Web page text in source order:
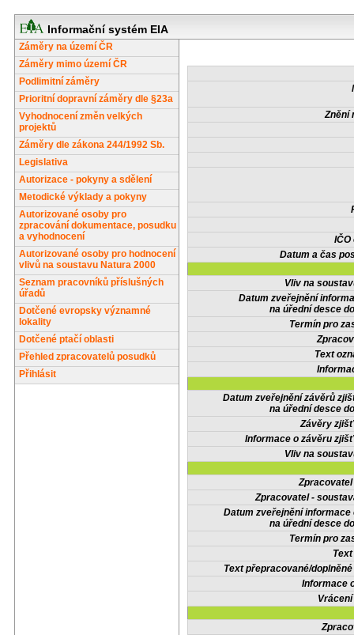
Informační systém EIA
Záměry na území ČR
Záměry mimo území ČR
Podlimitní záměry
Prioritní dopravní záměry dle §23a
Vyhodnocení změn velkých
projektů
Záměry dle zákona 244/1992 Sb.
Legislativa
Autorizace - pokyny a sdělení
Metodické výklady a pokyny
Autorizované osoby pro
zpracování dokumentace, posudku
a vyhodnocení
Autorizované osoby pro hodnocení
vlivů na soustavu Natura 2000
Seznam pracovníků příslušných
úřadů
Dotčené evropsky významné
lokality
Dotčené ptačí oblasti
Přehled zpracovatelů posudků
Přihlásit
Znění
IČO
Datum a čas
Vliv na
Datum zveřejnění
na úřední desce
Termín pro
Text
Datum zveřejnění závěrů
na úřední desce
Závěry
Informace o závěru
Vliv na
Zpracovatel -
Datum zveřejnění informace
na úřední desce
Termín pro
Text přepracované/
Informace